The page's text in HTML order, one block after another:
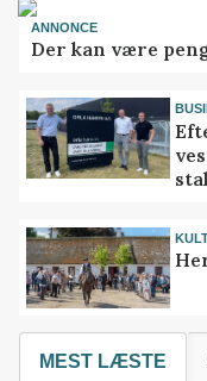
ANNONCE
Der kan være
MEST LÆSTE